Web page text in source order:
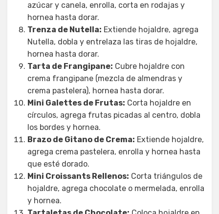
azúcar y canela, enrolla, corta en rodajas y
hornea hasta dorar.
Trenza de Nutella: Extiende hojaldre, agrega
Nutella, dobla y entrelaza las tiras de hojaldre,
hornea hasta dorar.
Tarta de Frangipane: Cubre hojaldre con
crema frangipane (mezcla de almendras y
crema pastelera), hornea hasta dorar.
Mini Galettes de Frutas: Corta hojaldre en
círculos, agrega frutas picadas al centro, dobla
los bordes y hornea.
Brazo de Gitano de Crema: Extiende hojaldre,
agrega crema pastelera, enrolla y hornea hasta
que esté dorado.
Mini Croissants Rellenos: Corta triángulos de
hojaldre, agrega chocolate o mermelada, enrolla
y hornea.